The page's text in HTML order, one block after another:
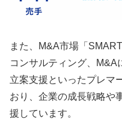
また、M&A市場「
コンサルティング、M&A
立案支援といったプレマ
おり、企業の成長戦略や
援しています。